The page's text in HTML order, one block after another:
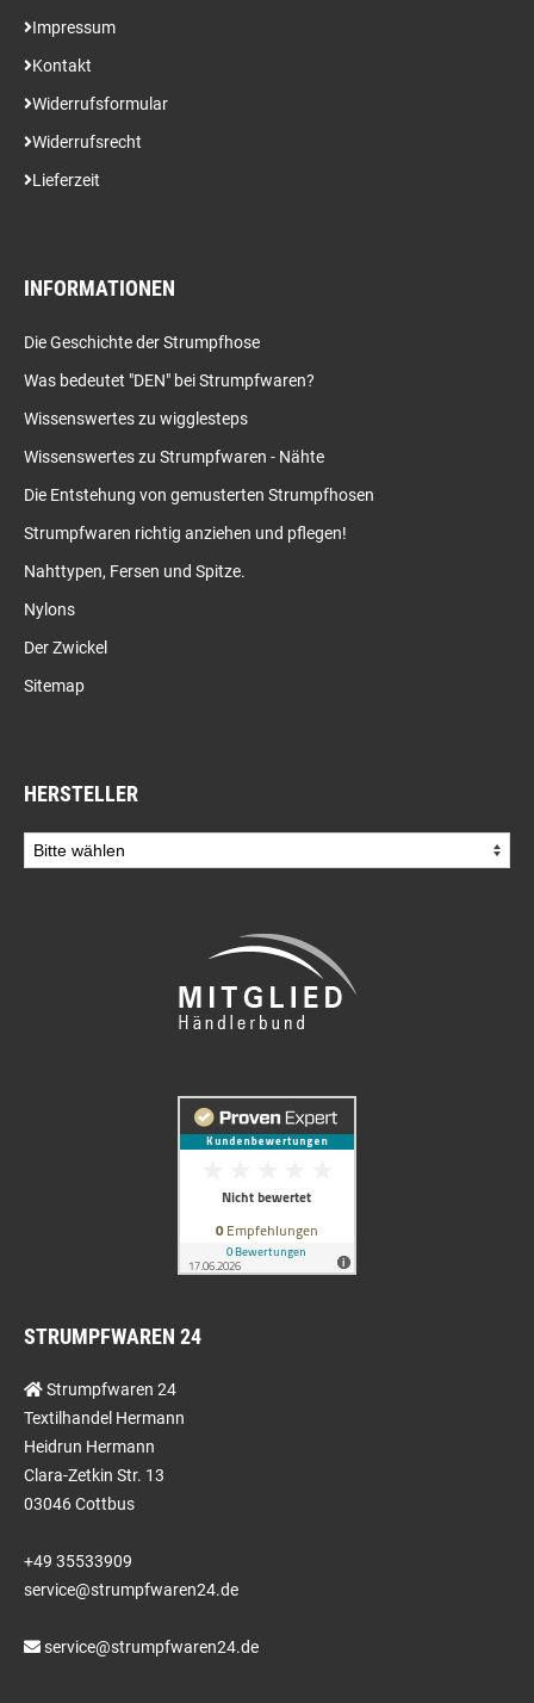
Impressum
Kontakt
Widerrufsformular
Widerrufsrecht
Lieferzeit
INFORMATIONEN
Die Geschichte der Strumpfhose
Was bedeutet "DEN" bei Strumpfwaren?
Wissenswertes zu wigglesteps
Wissenswertes zu Strumpfwaren - Nähte
Die Entstehung von gemusterten Strumpfhosen
Strumpfwaren richtig anziehen und pflegen!
Nahttypen, Fersen und Spitze.
Nylons
Der Zwickel
Sitemap
HERSTELLER
STRUMPFWAREN 24
Strumpfwaren 24
Textilhandel Hermann
Heidrun Hermann
Clara-Zetkin Str. 13
03046 Cottbus
+49 35533909
service@strumpfwaren24.de
service@strumpfwaren24.de